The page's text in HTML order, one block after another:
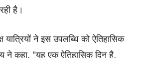
है।
यात्रियों ने इस उपलब्धि को ऐतिहासिक
ने कहा, "यह एक ऐतिहासिक दिन है,